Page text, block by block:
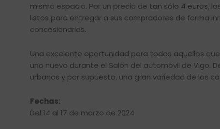
mismo espacio. Por un precio de tan sólo 4 euros,
listos para entregar a sus compradores de forma
concesionarios.
Una excelente oportunidad para todos aquellos
uno nuevo durante el Salón del automóvil de Vigo.
urbanos y por supuesto, una gran variedad de los
Fechas:
Del 14 al 17 de marzo de 2024